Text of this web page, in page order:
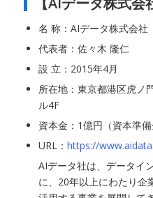
名 称：AIデータ株式会社
代表者：佐々木 隆仁
設 立：2015年4月
所在地：東京都港区虎ノ
ル4F
資本金：1億円（資本準備
URL： https://
AIデータ社は、データイ
に、20年以上にわたり企